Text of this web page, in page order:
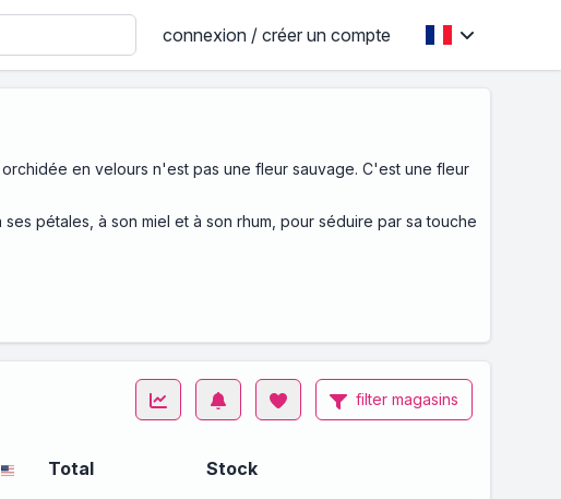
connexion / créer un compte
en velours n'est pas une fleur sauvage. C'est une fleur
pétales, à son miel et à son rhum, pour séduire par sa touche
filter magasins
Total Stock